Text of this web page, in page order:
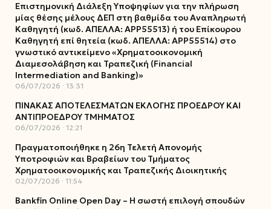
Επιστημονική Διάλεξη Υποψηφίων για την πλήρωση
μίας θέσης μέλους ΔΕΠ στη βαθμίδα του Αναπληρωτή
Καθηγητή (κωδ. ΑΠΕΛΛΑ: ΑΡΡ55513) ή του Επίκουρου
Καθηγητή επί θητεία (κωδ. ΑΠΕΛΛΑ: ΑΡΡ55514) στο
γνωστικό αντικείμενο «Χρηματοοικονομική
Διαμεσολάβηση και Τραπεζική (Financial
Intermediation and Banking)»
06/07/2026 13:31
ΠΙΝΑΚΑΣ ΑΠΟΤΕΛΕΣΜΑΤΩΝ ΕΚΛΟΓΗΣ ΠΡΟΕΔΡΟΥ ΚΑΙ
ΑΝΤΙΠΡΟΕΔΡΟΥ ΤΜΗΜΑΤΟΣ
06/07/2026 12:21
Πραγματοποιήθηκε η 26η Τελετή Απονομής
Υποτροφιών και Βραβείων του Τμήματος
Χρηματοοικονομικής και Τραπεζικής Διοικητικής
02/07/2026 11:54
Bankfin Online Open Day – Η σωστή επιλογή σπουδών